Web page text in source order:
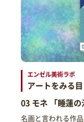
エンゼル美術ラボ
アートをみる目
03 モネ 「睡蓮
名画と言われる作